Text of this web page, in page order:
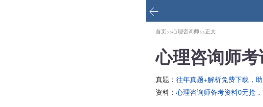
首页>>心理咨询师>>正文
心理咨询师
真题： 往年真题+解析免费下载，
资料： 心理咨询师备考资料0元抢